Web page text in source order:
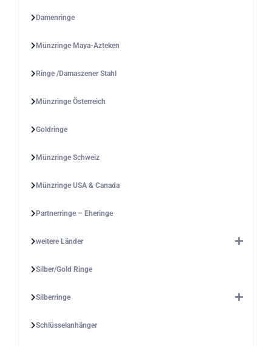
Damenringe
Münzringe Maya-Azteken
Ringe /Damaszener Stahl
Münzringe Österreich
Goldringe
Münzringe Schweiz
Münzringe USA & Canada
Partnerringe – Eheringe
weitere Länder
Silber/Gold Ringe
Silberringe
Schlüsselanhänger